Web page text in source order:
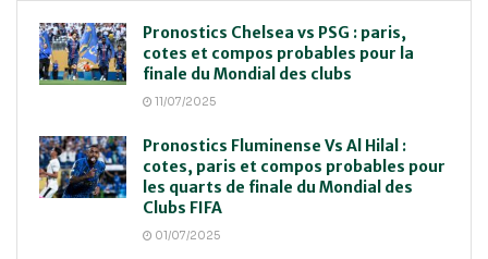
Pronostics Chelsea vs PSG : paris,
cotes et compos probables pour la
finale du Mondial des clubs
11/07/2025
Pronostics Fluminense Vs Al Hilal :
cotes, paris et compos probables pour
les quarts de finale du Mondial des
Clubs FIFA
01/07/2025